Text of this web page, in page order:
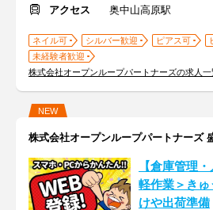
アクセス
奥中山高原駅
ネイル可 シルバー歓迎 ピアス可
未経験者歓迎
株式会社オープンループパートナーズの求人一
NEW
株式会社オープンループパートナーズ
【倉庫管理
軽作業＞き
けや出荷準備